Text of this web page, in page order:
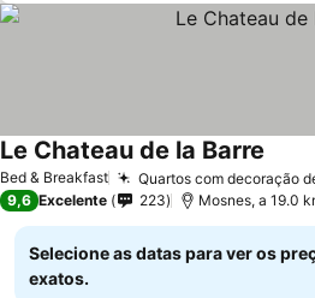
Bed & Breakfast Quartos com decoração
Le Chateau de la Barre
9,6 Excelente 223 Mosnes, a 19.0
Selecione as datas para ver os
exatos.